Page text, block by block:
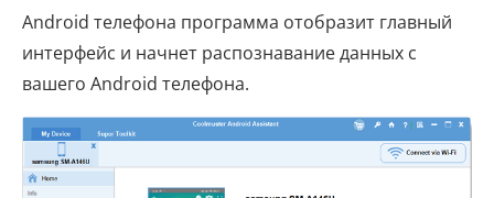
Android телефона программа отобразит главный
интерфейс и начнет распознавание данных с
вашего Android телефона.